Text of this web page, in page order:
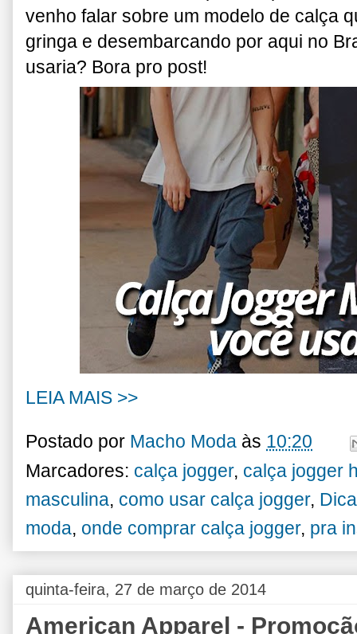
venho falar sobre um modelo de calça
gringa e desembarcando por aqui no
usaria? Bora pro post!
LEIA MAIS >>
Postado por Macho Moda às 10:20
Marcadores: calça jogger, calça jogger
masculina, como usar calça jogger,
moda, onde comprar calça jogger, pra
quinta-feira, 27 de março de 2014
American Apparel -